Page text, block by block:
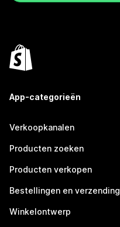
App-categorieën
Verkoopkanalen
Producten zoeken
Producten verkopen
Bestellingen en verzending
Winkelontwerp